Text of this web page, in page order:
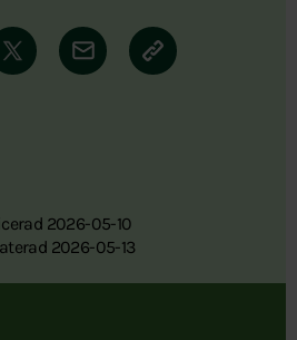
2026-05-10
2026-05-13